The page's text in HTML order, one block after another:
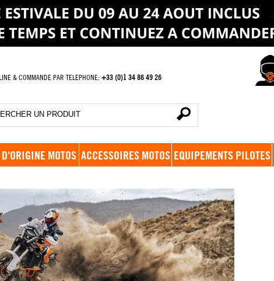
& COMMANDE PAR TELEPHONE: +33 (0)1 34 86 49 26
MOTOS ACCESSOIRES MOTOS EQUIPEMENTS PILOTES